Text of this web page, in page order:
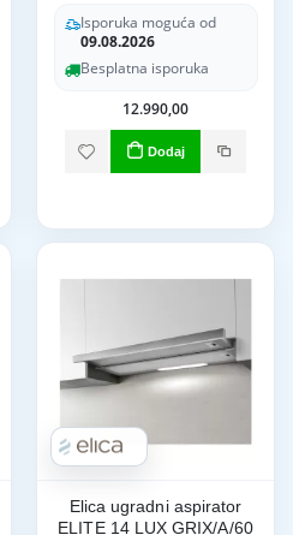
Isporuka moguća od
09.08.2026
Besplatna isporuka
12.990,00
Dodaj
Elica ugradni aspirator
ELITE 14 LUX GRIX/A/60